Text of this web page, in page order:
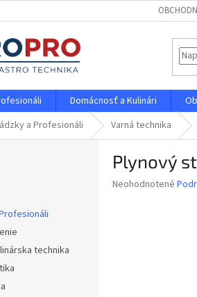
Domácnosť a Kulinári
a Profesionáli Varná technika
technika
Plynový
Priemerné
Neohodnotené